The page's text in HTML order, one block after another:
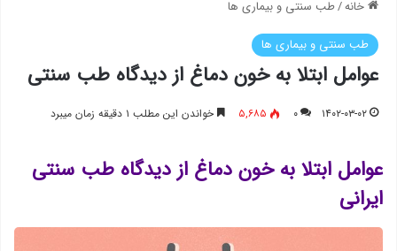
خانه/طب سنتی و بیماری ها
طب سنتی و بیماری ها
عوامل ابتلا به خون ‌دماغ از دیدگاه طب سنتی
۱۴۰۲-۰۳-۰۲ ۰ ۵,۶۸۵ خواندن این مطلب ۱ دقیقه زمان میبرد
عوامل ابتلا به خون ‌دماغ از دیدگاه طب سنتی
ایرانی